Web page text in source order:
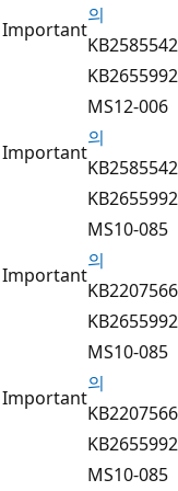
Important
의
KB2585542
KB2655992
Important
MS12-006
의
KB2585542
KB2655992
Important
MS10-085
의
KB2207566
KB2655992
Important
MS10-085
의
KB2207566
KB2655992
MS10-085